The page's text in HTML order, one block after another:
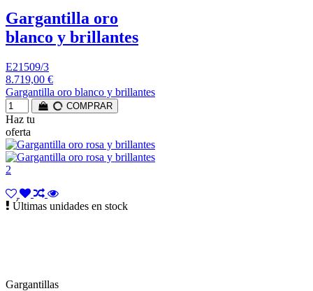
Gargantilla oro
blanco y brillantes
E21509/3
8.719,00 €
Gargantilla oro blanco y brillantes
COMPRAR
Haz tu
oferta
Últimas unidades en stock
Gargantillas